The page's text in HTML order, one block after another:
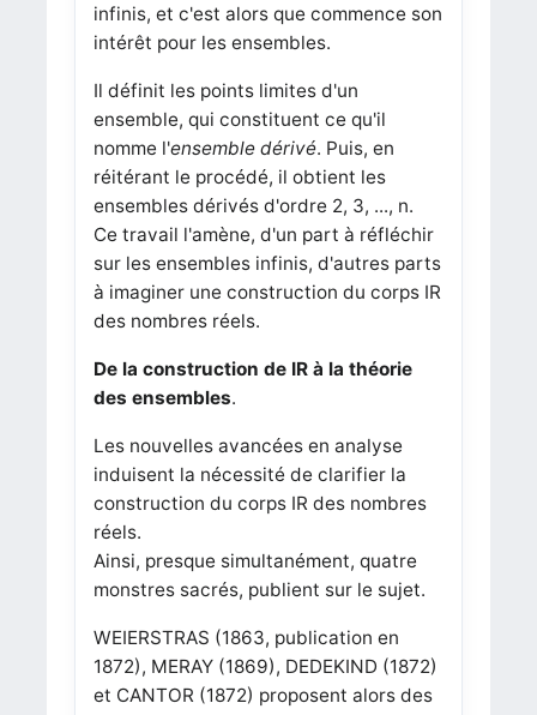
infinis, et c'est alors que commence son
intérêt pour les ensembles.
Il définit les points limites d'un
ensemble, qui constituent ce qu'il
nomme l'ensemble dérivé. Puis, en
réitérant le procédé, il obtient les
ensembles dérivés d'ordre 2, 3, ..., n.
Ce travail l'amène, d'un part à réfléchir
sur les ensembles infinis, d'autres parts
à imaginer une construction du corps IR
des nombres réels.
De la construction de IR à la théorie
des ensembles.
Les nouvelles avancées en analyse
induisent la nécessité de clarifier la
construction du corps IR des nombres
réels.
Ainsi, presque simultanément, quatre
monstres sacrés, publient sur le sujet.
WEIERSTRAS (1863, publication en
1872), MERAY (1869), DEDEKIND (1872)
et CANTOR (1872) proposent alors des